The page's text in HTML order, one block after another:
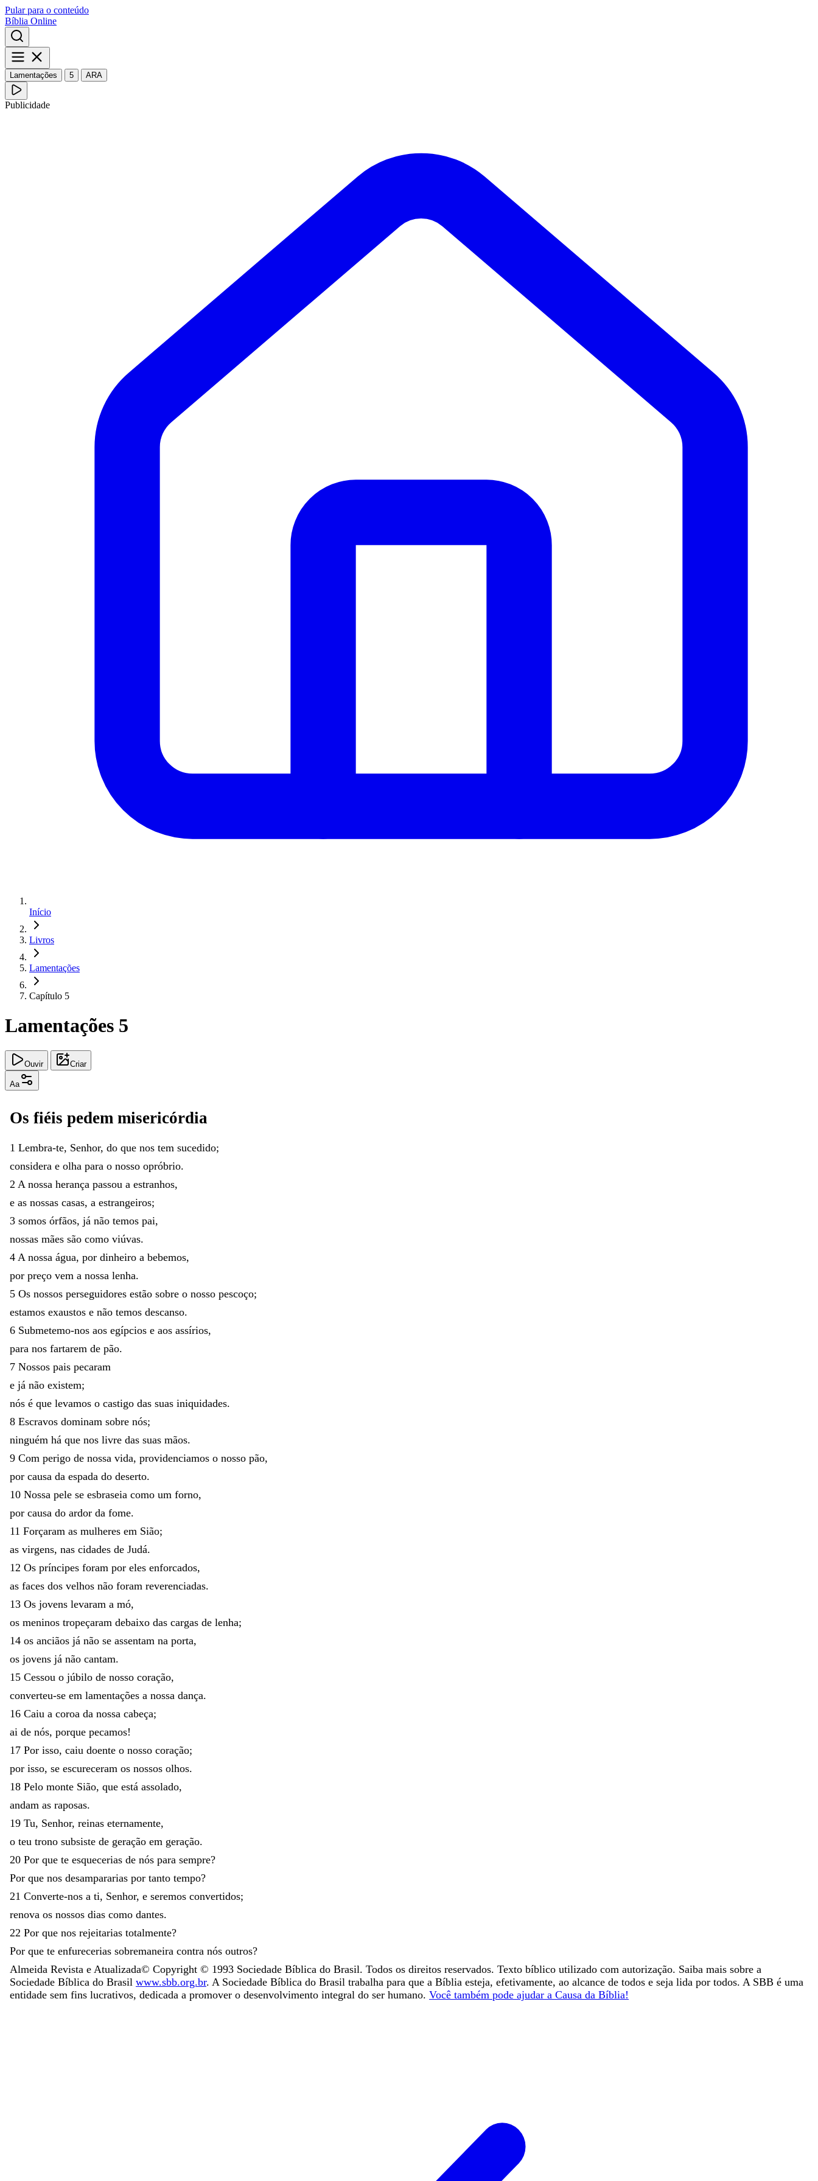
Pular para o conteúdo
Bíblia Online
Lamentações 5 ARA
Publicidade
Início
Livros
Lamentações
Capítulo 5
Lamentações 5
Ouvir Criar
Aa
Os fiéis pedem misericórdia
1 Lembra-te, Senhor, do que nos tem sucedido;
considera e olha para o nosso opróbrio.
2 A nossa herança passou a estranhos,
e as nossas casas, a estrangeiros;
3 somos órfãos, já não temos pai,
nossas mães são como viúvas.
4 A nossa água, por dinheiro a bebemos,
por preço vem a nossa lenha.
5 Os nossos perseguidores estão sobre o nosso pescoço;
estamos exaustos e não temos descanso.
6 Submetemo-nos aos egípcios e aos assírios,
para nos fartarem de pão.
7 Nossos pais pecaram
e já não existem;
nós é que levamos o castigo das suas iniquidades.
8 Escravos dominam sobre nós;
ninguém há que nos livre das suas mãos.
9 Com perigo de nossa vida, providenciamos o nosso pão,
por causa da espada do deserto.
10 Nossa pele se esbraseia como um forno,
por causa do ardor da fome.
11 Forçaram as mulheres em Sião;
as virgens, nas cidades de Judá.
12 Os príncipes foram por eles enforcados,
as faces dos velhos não foram reverenciadas.
13 Os jovens levaram a mó,
os meninos tropeçaram debaixo das cargas de lenha;
14 os anciãos já não se assentam na porta,
os jovens já não cantam.
15 Cessou o júbilo de nosso coração,
converteu-se em lamentações a nossa dança.
16 Caiu a coroa da nossa cabeça;
ai de nós, porque pecamos!
17 Por isso, caiu doente o nosso coração;
por isso, se escureceram os nossos olhos.
18 Pelo monte Sião, que está assolado,
andam as raposas.
19 Tu, Senhor, reinas eternamente,
o teu trono subsiste de geração em geração.
20 Por que te esquecerias de nós para sempre?
Por que nos desampararias por tanto tempo?
21 Converte-nos a ti, Senhor, e seremos convertidos;
renova os nossos dias como dantes.
22 Por que nos rejeitarias totalmente?
Por que te enfurecerias sobremaneira contra nós outros?
Almeida Revista e Atualizada© Copyright © 1993 Sociedade Bíblica do Brasil. Todos os direitos reservados. Texto bíblico utilizado com autorização. Saiba mais sobre a
Sociedade Bíblica do Brasil www.sbb.org.br. A Sociedade Bíblica do Brasil trabalha para que a Bíblia esteja, efetivamente, ao alcance de todos e seja lida por todos. A SBB é uma
entidade sem fins lucrativos, dedicada a promover o desenvolvimento integral do ser humano. Você também pode ajudar a Causa da Bíblia!